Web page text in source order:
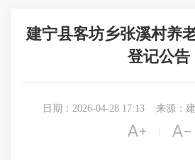
建宁县客坊乡张溪村养
登记公告
日期：2026-04-28 17:13 来源：
 